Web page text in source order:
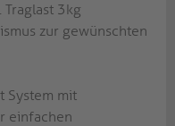
Traglast 3kg
zur gewünschten
System mit
einfachen